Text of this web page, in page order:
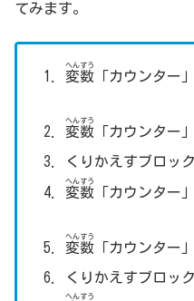
てみます。
変数
へんすう
「カウンター
変数
へんすう
「カウンタ
くりかえすブロッ
変数
へんすう
「カウンター
変数
へんすう
「カウンタ
くりかえすブロッ
へんすう